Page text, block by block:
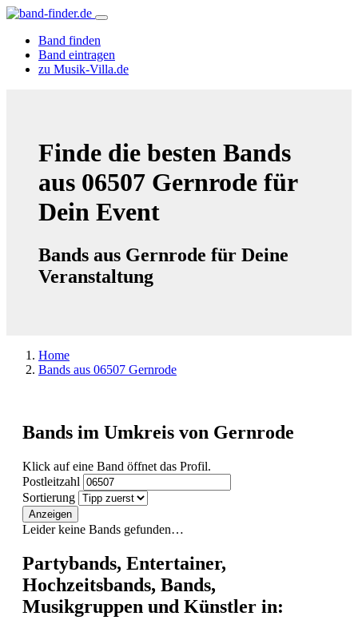
Band finden
Band eintragen
zu Musik-Villa.de
Finde die besten Bands
aus 06507 Gernrode für
Dein Event
Bands aus Gernrode für Deine
Veranstaltung
Home
Bands aus 06507 Gernrode
Bands im Umkreis von Gernrode
Klick auf eine Band öffnet das Profil.
Postleitzahl
Sortierung
Anzeigen
Leider keine Bands gefunden…
Partybands, Entertainer,
Hochzeitsbands, Bands,
Musikgruppen und Künstler in: